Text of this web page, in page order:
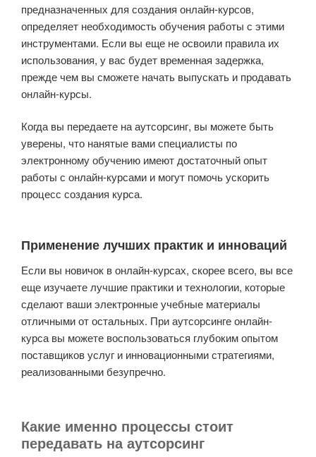
предназначенных для создания онлайн-курсов,
определяет необходимость обучения работы с этими
инструментами. Если вы еще не освоили правила их
использования, у вас будет временная задержка,
прежде чем вы сможете начать выпускать и продавать
онлайн-курсы.
Когда вы передаете на аутсорсинг, вы можете быть
уверены, что нанятые вами специалисты по
электронному обучению имеют достаточный опыт
работы с онлайн-курсами и могут помочь ускорить
процесс создания курса.
Применение лучших практик и инноваций
Если вы новичок в онлайн-курсах, скорее всего, вы все
еще изучаете лучшие практики и технологии, которые
сделают ваши электронные учебные материалы
отличными от остальных. При аутсорсинге онлайн-
курса вы можете воспользоваться глубоким опытом
поставщиков услуг и инновационными стратегиями,
реализованными безупречно.
Какие именно процессы стоит
передавать на аутсорсинг